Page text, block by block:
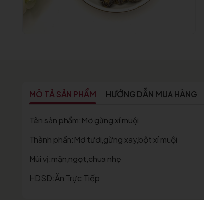
MÔ TẢ SẢN PHẨM HƯỚNG DẪN MUA HÀNG
Tên sản phẩm:Mơ gừng xí muội
Thành phần:Mơ tươi,gừng xay,bột xí muội
Mùi vị:mặn,ngọt,chua nhẹ
HDSD:Ăn Trực Tiếp